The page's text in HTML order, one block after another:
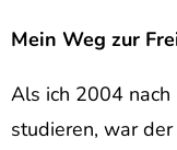
Mein Weg zur
Als ich 2004 nach
studieren, war